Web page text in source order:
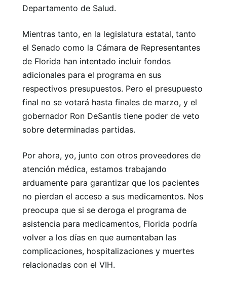
Departamento de Salud.
Mientras tanto, en la legislatura estatal, tanto
el Senado como la Cámara de Representantes
de Florida han intentado incluir fondos
adicionales para el programa en sus
respectivos presupuestos. Pero el presupuesto
final no se votará hasta finales de marzo, y el
gobernador Ron DeSantis tiene poder de veto
sobre determinadas partidas.
Por ahora, yo, junto con otros proveedores de
atención médica, estamos trabajando
arduamente para garantizar que los pacientes
no pierdan el acceso a sus medicamentos. Nos
preocupa que si se deroga el programa de
asistencia para medicamentos, Florida podría
volver a los días en que aumentaban las
complicaciones, hospitalizaciones y muertes
relacionadas con el VIH.